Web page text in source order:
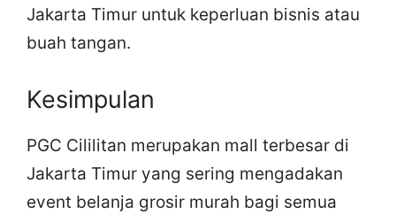
Jakarta Timur untuk keperluan bisnis atau
buah tangan.
Kesimpulan
PGC Cililitan merupakan mall terbesar di
Jakarta Timur yang sering mengadakan
event belanja grosir murah bagi semua